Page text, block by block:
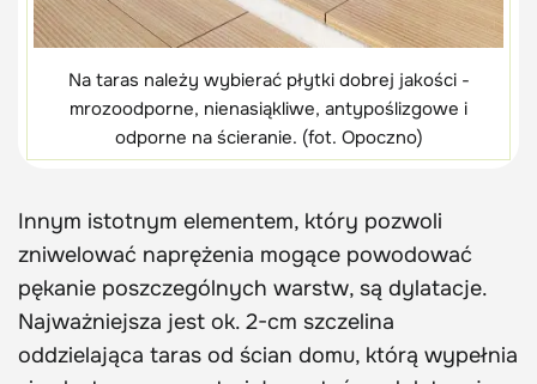
Na taras należy wybierać płytki dobrej jakości -
mrozoodporne, nienasiąkliwe, antypoślizgowe i
odporne na ścieranie. (fot. Opoczno)
Innym istotnym elementem, który pozwoli
zniwelować naprężenia mogące powodować
pękanie poszczególnych warstw, są dylatacje.
Najważniejsza jest ok. 2-cm szczelina
oddzielająca taras od ścian domu, którą wypełnia